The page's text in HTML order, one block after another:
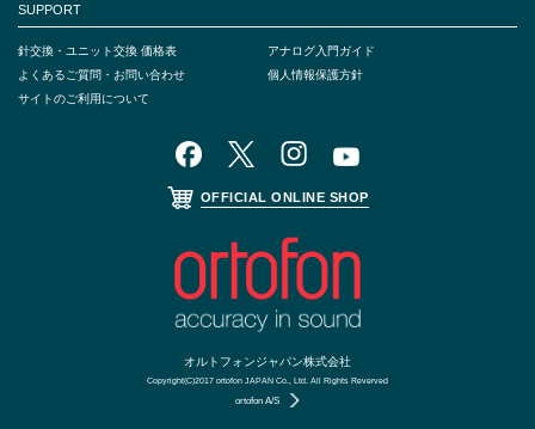
SUPPORT
針交換・ユニット交換 価格表
アナログ入門ガイド
よくあるご質問・お問い合わせ
個人情報保護方針
サイトのご利用について
OFFICIAL ONLINE SHOP
オルトフォンジャパン株式会社
Copyright(C)2017 ortofon JAPAN Co., Ltd. All Rights Reverved
ortofon A/S